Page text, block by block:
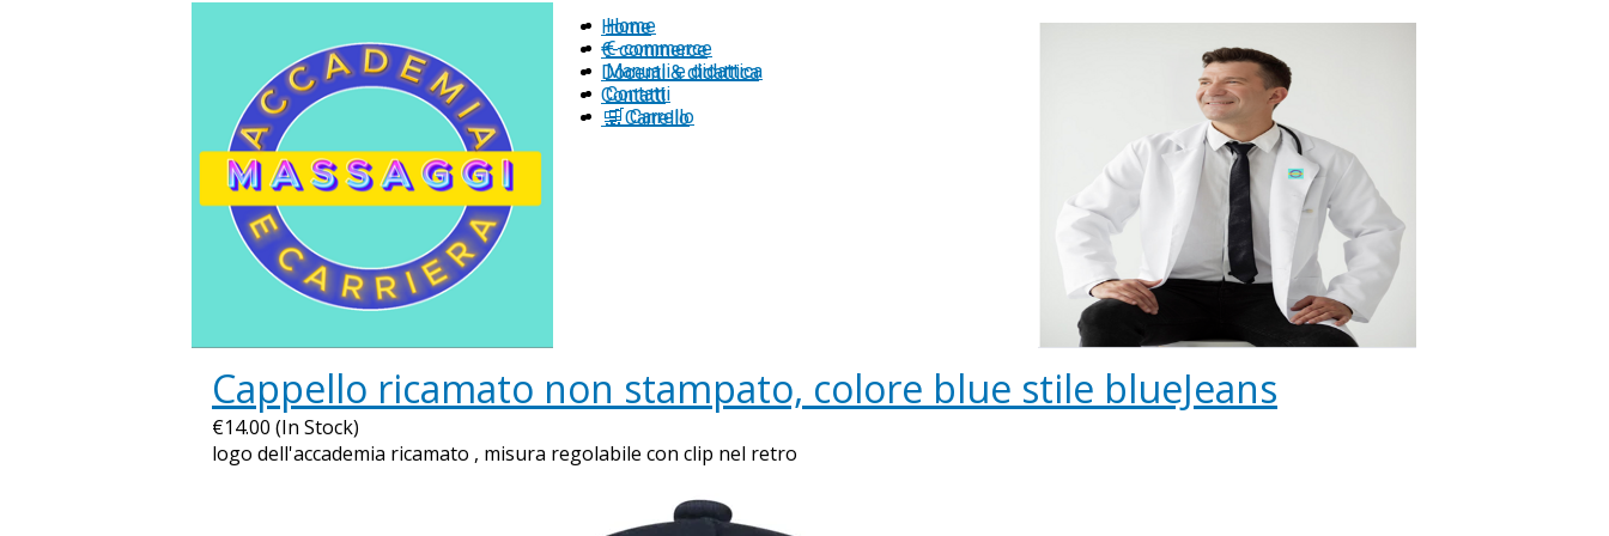
Home
€-commerce
Manuali e didattica
Contatti
🛒 Carrello
Home
€-commerce
Docenti & didattica
Contatti
🛒 Carrello
Cappello ricamato non stampato, colore blue stile blueJeans
€14.00 (In Stock)
logo dell'accademia ricamato , misura regolabile con clip nel retro